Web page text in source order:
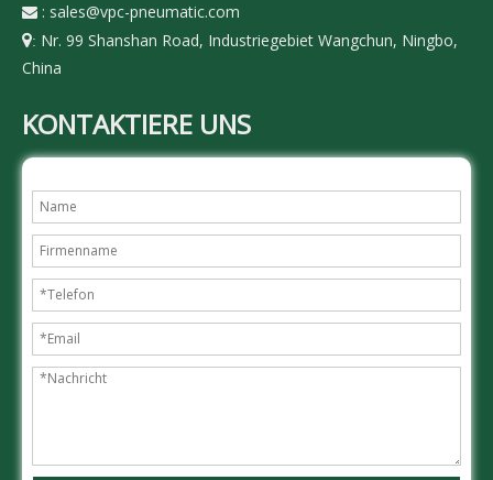
 : sales@vpc-pneumatic.com
: Nr. 99 Shanshan Road, Industriegebiet Wangchun, Ningbo,
China
KONTAKTIERE UNS